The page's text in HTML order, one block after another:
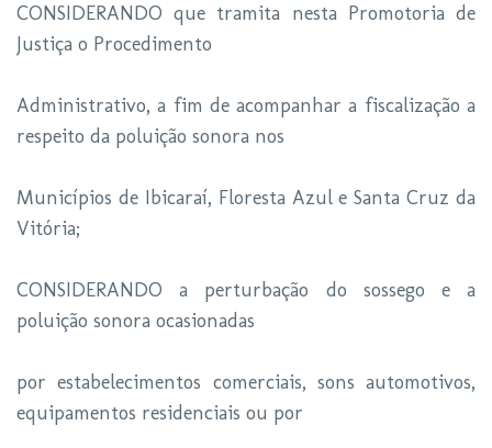
CONSIDERANDO que tramita nesta Promotoria de
Justiça o Procedimento
Administrativo, a fim de acompanhar a fiscalização a
respeito da poluição sonora nos
Municípios de Ibicaraí, Floresta Azul e Santa Cruz da
Vitória;
CONSIDERANDO a perturbação do sossego e a
poluição sonora ocasionadas
por estabelecimentos comerciais, sons automotivos,
equipamentos residenciais ou por